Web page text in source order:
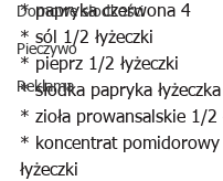
Domowe słodkości
Pieczywo
Reklama
* papryka czerwona 4
* sól 1/2 łyżeczki
* pieprz 1/2 łyżeczki
* słodka papryka łyżeczka
* zioła prowansalskie 1/2
* koncentrat pomidorowy
łyżeczki